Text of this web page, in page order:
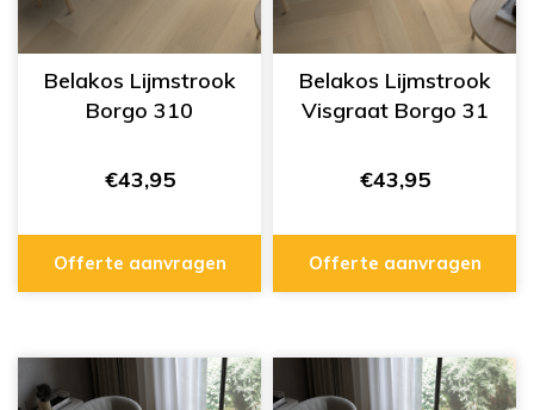
Belakos Lijmstrook
Borgo 310
€43,95
Offerte aanvragen
Belakos Lijmstrook
Visgraat Borgo 31
€43,95
Offerte aanvragen